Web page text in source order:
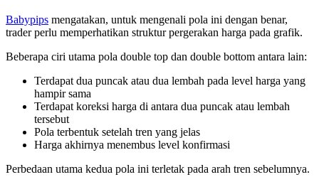
Babypips mengatakan, untuk mengenali pola ini dengan benar,
trader perlu memperhatikan struktur pergerakan harga pada grafik.
Beberapa ciri utama pola double top dan double bottom antara lain:
Terdapat dua puncak atau dua lembah pada level harga yang
hampir sama
Terdapat koreksi harga di antara dua puncak atau lembah
tersebut
Pola terbentuk setelah tren yang jelas
Harga akhirnya menembus level konfirmasi
Perbedaan utama kedua pola ini terletak pada arah tren sebelumnya.